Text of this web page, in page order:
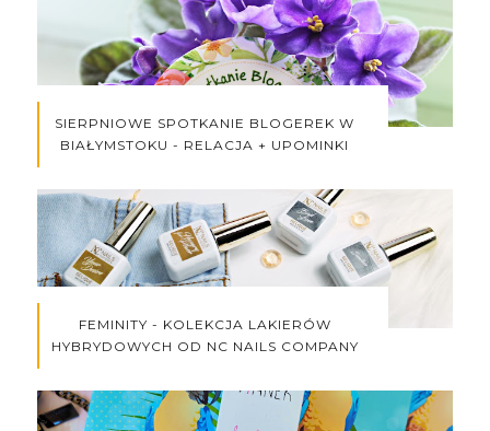
SIERPNIOWE SPOTKANIE BLOGEREK W
BIAŁYMSTOKU - RELACJA + UPOMINKI
FEMINITY - KOLEKCJA LAKIERÓW
HYBRYDOWYCH OD NC NAILS COMPANY